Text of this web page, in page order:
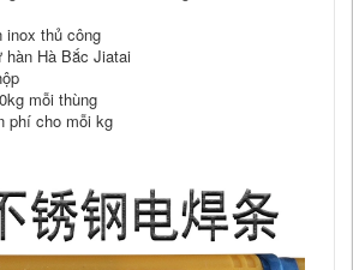
inox thủ công
Hà Bắc Jiatai
mỗi thùng
phí cho mỗi kg